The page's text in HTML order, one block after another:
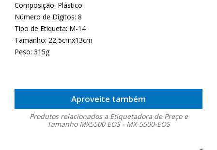
Composição: Plástico
Número de Dígitos: 8
Tipo de Etiqueta: M-14
Tamanho: 22,5cmx13cm
Peso: 315g
Aproveite também
Produtos relacionados a Etiquetadora de Preço e
Tamanho MX5500 EOS - MX-5500-EOS